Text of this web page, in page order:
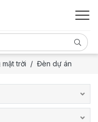
trời Đèn dự án